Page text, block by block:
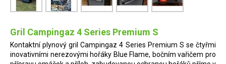
Gril Campingaz 4 Series Premium S
Kontaktní plynový gril Campingaz 4 Series Premium S se čtyřmi
inovativními nerezovými hořáky Blue Flame, bočním vařičem pro